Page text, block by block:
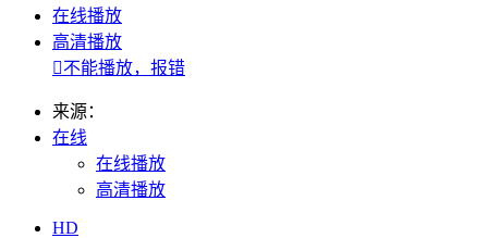
在线播放
高清播放
不能播放，报错
来源：
在线
在线播放
高清播放
HD